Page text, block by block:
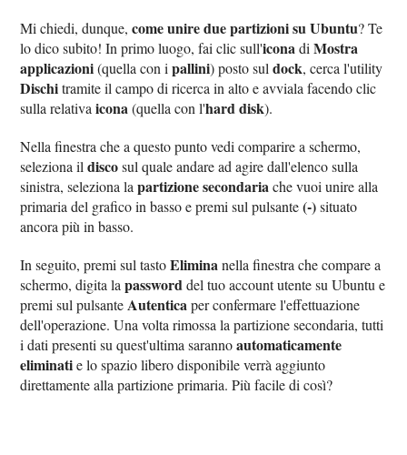
Mi chiedi, dunque,come unire due partizioni su Ubuntu? Te
lo dico subito! In primo luogo, fai clic sull'iconadiMostra
applicazioni(quella con ipallini) posto suldock, cerca l'utility
Dischitramite il campo di ricerca in alto e avviala facendo clic
sulla relativaicona(quella con l'hard disk).
Nella finestra che a questo punto vedi comparire a schermo,
seleziona ildiscosul quale andare ad agire dall'elenco sulla
sinistra, seleziona lapartizione secondariache vuoi unire alla
primaria del grafico in basso e premi sul pulsante(-)situato
ancora più in basso.
In seguito, premi sul tastoEliminanella finestra che compare a
schermo, digita lapassworddel tuo account utente su Ubuntu e
premi sul pulsante Autenticaper confermare l'effettuazione
dell'operazione. Una volta rimossa la partizione secondaria, tutti
i dati presenti su quest'ultima sarannoautomaticamente
eliminatie lo spazio libero disponibile verrà aggiunto
direttamente alla partizione primaria. Più facile di così?